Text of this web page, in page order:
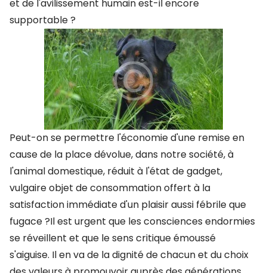
et de l'avilissement humain est-il encore
supportable ?
Peut-on se permettre l'économie d'une remise en
cause de la place dévolue, dans notre société, à
l'animal domestique, réduit à l'état de gadget,
vulgaire objet de consommation offert à la
satisfaction immédiate d'un plaisir aussi fébrile que
fugace ?Il est urgent que les consciences endormies
se réveillent et que le sens critique émoussé
s'aiguise. Il en va de la dignité de chacun et du choix